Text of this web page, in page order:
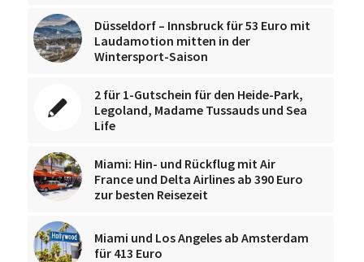
Düsseldorf – Innsbruck für 53 Euro mit
Laudamotion mitten in der
Wintersport-Saison
2 für 1-Gutschein für den Heide-Park,
Legoland, Madame Tussauds und Sea
Life
Miami: Hin- und Rückflug mit Air
France und Delta Airlines ab 390 Euro
zur besten Reisezeit
Miami und Los Angeles ab Amsterdam
für 413 Euro